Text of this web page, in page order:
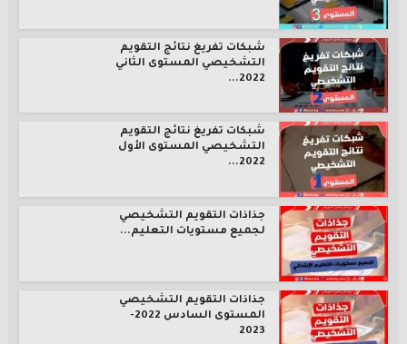
شبكات تفريغ نتائج التقويم
التشخيصي المستوى الثاني
2022...
شبكات تفريغ نتائج التقويم
التشخيصي المستوى الأول
2022...
جذاذات التقويم التشخيصي
لجميع مستويات التعليم...
جذاذات التقويم التشخيصي
المستوى السادس 2022-
2023